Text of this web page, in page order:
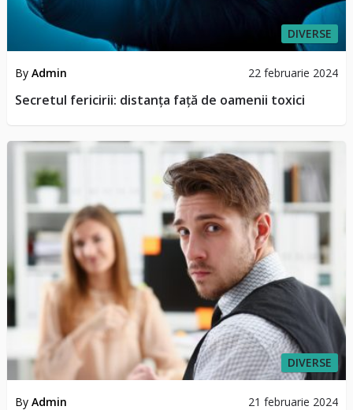
DIVERSE
By Admin 22 februarie 2024
Secretul fericirii: distanța față de oamenii toxici
DIVERSE
By Admin 21 februarie 2024